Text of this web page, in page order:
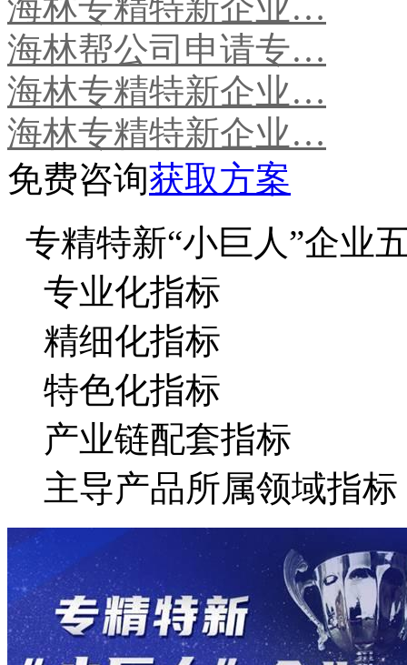
海林帮公司申请专…
海林专精特新企业…
海林专精特新企业…
免费咨询获取方案
专精特新“小巨人”企业
专业化指标
精细化指标
特色化指标
产业链配套指标
主导产品所属领域指标